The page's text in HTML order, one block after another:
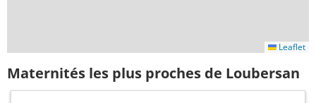
Leaflet
Maternités les plus proches de Loubersan